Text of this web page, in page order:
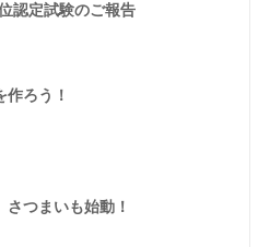
認定試験のご報告
作ろう！
つまいも始動！